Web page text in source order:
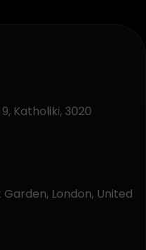
Katholiki, 3020
London, United